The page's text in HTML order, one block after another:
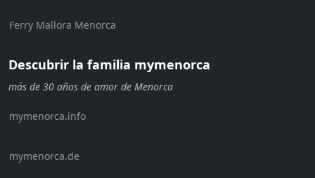
Ferry Mallora Menorca
Descubrir la familia mymenorca
más de 30 años de amor de Menorca
mymenorca.info
mymenorca.de